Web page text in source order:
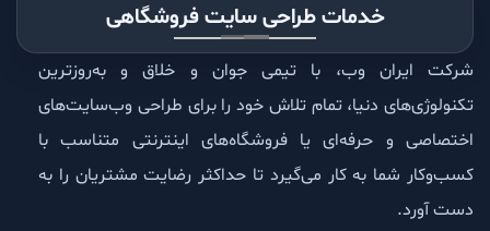
خدمات طراحی سایت فروشگاهی
شرکت ایران وب، با تیمی جوان و خلاق و به‌روزترین
تکنولوژی‌های دنیا، تمام تلاش خود را برای طراحی وب‌سایت‌های
اختصاصی و حرفه‌ای یا فروشگاه‌های اینترنتی متناسب با
کسب‌وکار شما به کار می‌گیرد تا حداکثر رضایت مشتریان را به
دست آورد.